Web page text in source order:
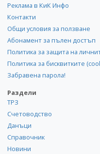
Реклама в КиК Инфо
Контакти
Общи условия за ползване
Абонамент за пълен достъп
Политика за защита на
Политика за бисквитките
Забравена парола!
Раздели
ТРЗ
Счетоводство
Данъци
Справочник
Новини